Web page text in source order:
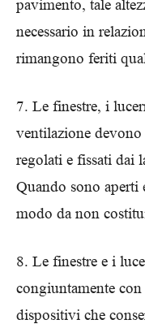
pavimento, tale
necessario in
rimangono feriti
7. Le finestre, i
ventilazione devono
regolati e fissati dai
Quando sono aperti
modo da non
8. Le finestre e i
congiuntamente
dispositivi che